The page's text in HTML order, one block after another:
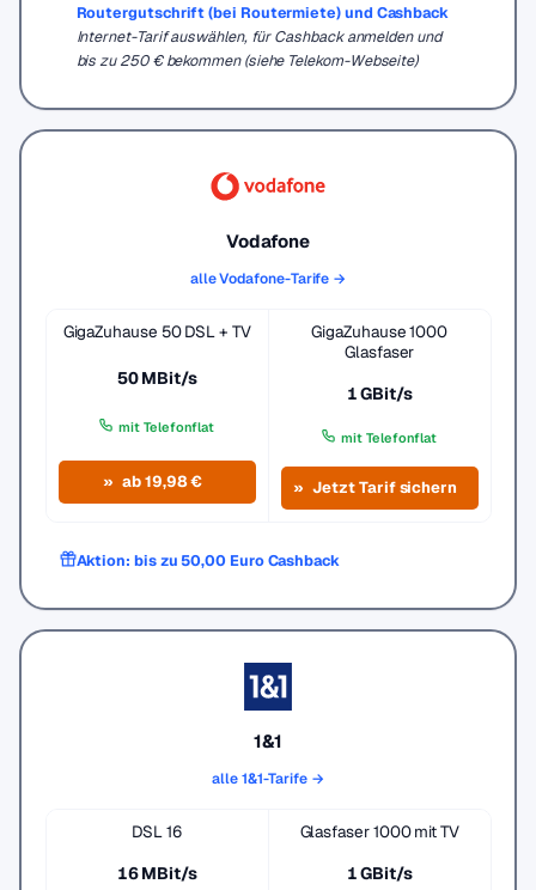
Routergutschrift (bei Routermiete) und Cashback
Internet-Tarif auswählen, für Cashback anmelden und
bis zu 250 € bekommen (siehe Telekom-Webseite)
Vodafone
alle Vodafone-Tarife →
GigaZuhause 50 DSL + TV
50 MBit/s
mit Telefonflat
ab 19,98 €
GigaZuhause 1000
Glasfaser
1 GBit/s
mit Telefonflat
Jetzt Tarif sichern
Aktion: bis zu 50,00 Euro Cashback
1&1
alle 1&1-Tarife →
DSL 16
16 MBit/s
Glasfaser 1000 mit TV
1 GBit/s